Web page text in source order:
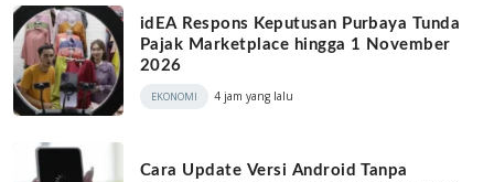
idEA Respons Keputusan Purbaya Tunda
Pajak Marketplace hingga 1 November
2026
EKONOMI 4 jam yang lalu
Cara Update Versi Android Tanpa